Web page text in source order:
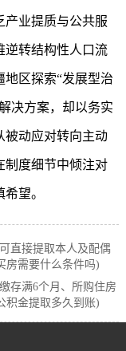
产业提质与公共服
逆转结构性人口流
区探索“发展型治
决方案，却以务实
被动应对转向主动
制度细节中倾注对
望。
直接提取本人及配偶
房需要什么条件吗)
存满6个月、所购住房
积金提取多久到账)